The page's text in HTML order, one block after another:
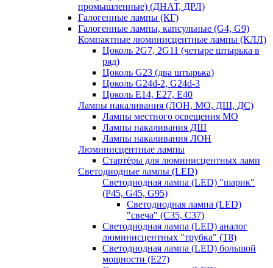
промышленные) (ДНАТ, ДРЛ)
Галогенные лампы (КГ)
Галогенные лампы, капсульные (G4, G9)
Компактные люминисцентные лампы (КЛЛ)
Цоколь 2G7, 2G11 (четыре штырька в
ряд)
Цоколь G23 (два штырька)
Цоколь G24d-2, G24d-3
Цоколь Е14, Е27, Е40
Лампы накаливания (ЛОН, МО, ДШ, ДС)
Лампы местного освещения МО
Лампы накаливания ДШ
Лампы накаливания ЛОН
Люминисцентные лампы
Стартёры для люминисцентных ламп
Светодиодные лампы (LED)
Светодиодная лампа (LED) "шарик"
(P45, G45, G95)
Светодиодная лампа (LED)
"свеча" (С35, С37)
Светодиодная лампа (LED) аналог
люминисцентных "трубка" (T8)
Светодиодная лампа (LED) большой
мощности (Е27)